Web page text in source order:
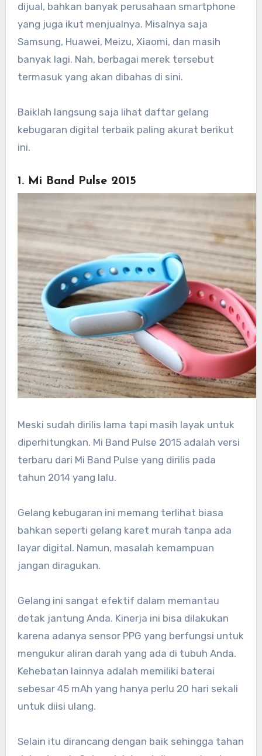
dijual, bahkan banyak perusahaan smartphone
yang juga ikut menjualnya. Misalnya saja
Samsung, Huawei, Meizu, Xiaomi, dan masih
banyak lagi. Nah, berbagai merek tersebut
termasuk yang akan dibahas di sini.
Baiklah langsung saja lihat daftar gelang
kebugaran digital terbaik paling akurat berikut
ini.
1. Mi Band Pulse 2015
Meski sudah dirilis lama tapi masih layak untuk
diperhitungkan. Mi Band Pulse 2015 adalah versi
terbaru dari Mi Band Pulse yang dirilis pada
tahun 2014 yang lalu.
Gelang kebugaran ini memang terlihat biasa
bahkan seperti gelang karet murah tanpa ada
layar digital. Namun, masalah kemampuan
jangan diragukan.
Gelang ini sangat efektif dalam memantau
detak jantung Anda. Kinerja ini bisa dilakukan
karena adanya sensor PPG yang berfungsi untuk
mengukur aliran darah yang ada di tubuh Anda.
Kehebatan lainnya adalah memiliki baterai
sebesar 45 mAh yang hanya perlu 20 hari sekali
untuk diisi ulang.
Selain itu dirancang dengan baik sehingga tahan